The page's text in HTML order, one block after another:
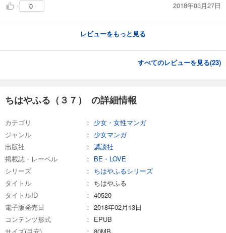
0 2018年03月27日
レビューをもっと見る
すべてのレビューを見る(23)
ちはやふる（３７） の詳細情報
カテゴリ
少女・女性マンガ
ジャンル
少女マンガ
出版社
講談社
掲載誌・レーベル
BE・LOVE
シリーズ
ちはやふるシリーズ
タイトル
ちはやふる
タイトルID
40520
電子版発売日
2018年02月13日
コンテンツ形式
EPUB
サイズ(目安)
80MB